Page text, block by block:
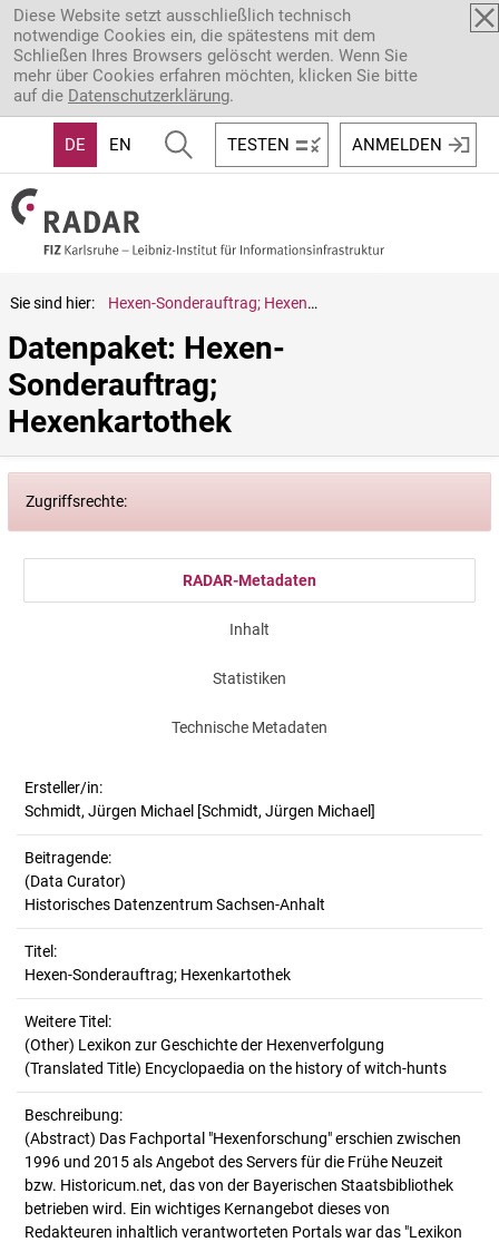
Direkt zum Inhalt
Diese Website setzt ausschließlich technisch
notwendige Cookies ein, die spätestens mit dem
Schließen Ihres Browsers gelöscht werden. Wenn Sie
mehr über Cookies erfahren möchten, klicken Sie bitte
auf die Datenschutzerklärung.
DE EN TESTEN ANMELDEN
Sie sind hier: Hexen-Sonderauftrag; Hexenkartothek
Datenpaket: Hexen-
Sonderauftrag;
Hexenkartothek
Zugriffsrechte:
RADAR-Metadaten
Inhalt
Statistiken
Technische Metadaten
Ersteller/in:
Schmidt, Jürgen Michael [Schmidt, Jürgen Michael]
Beitragende:
(Data Curator)
Historisches Datenzentrum Sachsen-Anhalt
Titel:
Hexen-Sonderauftrag; Hexenkartothek
Weitere Titel:
(Other) Lexikon zur Geschichte der Hexenverfolgung
(Translated Title) Encyclopaedia on the history of witch-hunts
Beschreibung:
(Abstract) Das Fachportal "Hexenforschung" erschien zwischen
1996 und 2015 als Angebot des Servers für die Frühe Neuzeit
bzw. Historicum.net, das von der Bayerischen Staatsbibliothek
betrieben wird. Ein wichtiges Kernangebot dieses von
Redakteuren inhaltlich verantworteten Portals war das "Lexikon